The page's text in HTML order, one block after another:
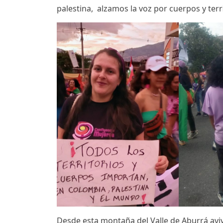
palestina, alzamos la voz por cuerpos y
Desde esta montaña del Valle de Aburrá